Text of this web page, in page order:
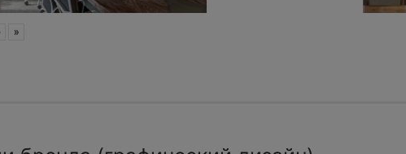
»